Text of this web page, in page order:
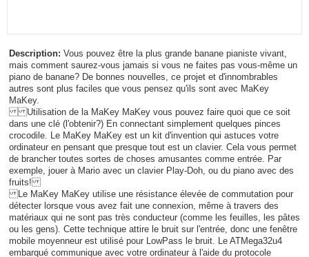
Description: Vous pouvez être la plus grande banane pianiste vivant,
mais comment saurez-vous jamais si vous ne faites pas vous-même un
piano de banane? De bonnes nouvelles, ce projet et d'innombrables
autres sont plus faciles que vous pensez qu'ils sont avec MaKey
MaKey.
Utilisation de la MaKey MaKey vous pouvez faire quoi que ce soit
dans une clé (l'obtenir?) En connectant simplement quelques pinces
crocodile. Le MaKey MaKey est un kit d'invention qui astuces votre
ordinateur en pensant que presque tout est un clavier. Cela vous permet
de brancher toutes sortes de choses amusantes comme entrée. Par
exemple, jouer à Mario avec un clavier Play-Doh, ou du piano avec des
fruits!
Le MaKey MaKey utilise une résistance élevée de commutation pour
détecter lorsque vous avez fait une connexion, même à travers des
matériaux qui ne sont pas très conducteur (comme les feuilles, les pâtes
ou les gens). Cette technique attire le bruit sur l'entrée, donc une fenêtre
mobile moyenneur est utilisé pour LowPass le bruit. Le ATMega32u4
embarqué communique avec votre ordinateur à l'aide du protocole